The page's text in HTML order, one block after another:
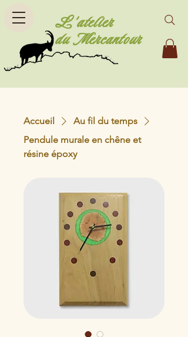
L'atelier
du Mercantour
Accueil
Au fil du temps
Pendule murale en chêne et
résine époxy